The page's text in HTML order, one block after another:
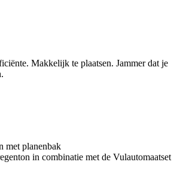
Makkelijk te plaatsen. Jammer dat je
met planenbak
in combinatie met de Vulautomaatset